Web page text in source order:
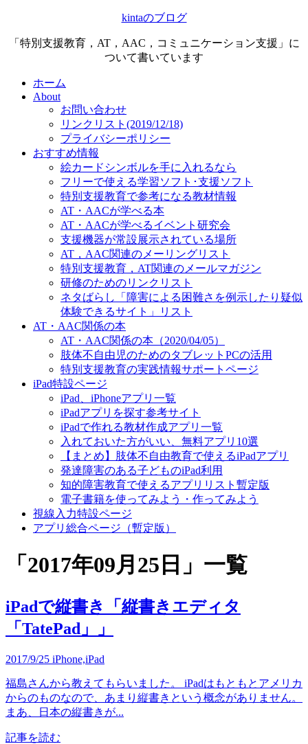
kintaのブログ
「特別支援教育，AT，AAC，コミュニケーション支援」に
ついて書いています
ホーム
About
お問い合わせ
リンクリスト(2019/12/18)
プライバシーポリシー
おすすめ情報
絵カードシンボルを手に入れるなら
フリーで使える学習ソフト･支援ソフト
特別支援教育で参考になる教材情報
AT・AACが学べる本
AT・AACが学べるイベント研究会
支援機器が常設展示されている場所
AT，AAC関連のメーリングリスト
特別支援教育，AT関連のメールマガジン
研修のためのリンクリスト
ネタばらし「障害による困難さを例示したり疑似
体験できるサイト」リスト
AT・AAC関係の本
AT・AAC関係の本（2020/04/05）
肢体不自由児のためのタブレットPCの活用
特別支援教育の実践情報サポートページ
iPad特設ページ
iPad、iPhoneアプリ一覧
iPadアプリを探す参考サイト
iPadで作れる教材作成アプリ一覧
入れておいた方がいい、無料アプリ10選
【まとめ】肢体不自由教育で使えるiPadアプリ
発達障害のある子どものiPad利用
知的障害教育で使えるアプリリスト暫定版
電子書籍を使ってみよう・作ってみよう
視線入力特設ページ
アプリ総合ページ（暫定版）
「 2017年09月25日 」 一覧
iPadで縦書き「縦書きエディタ
「TatePad」」
2017/9/25 iPhone,iPad
福島さんから教えてもらいました。 iPadはもともとアメリカ
からのものなので、あまり縦書きという概念がありません。
まあ、日本の縦書きが...
記事を読む